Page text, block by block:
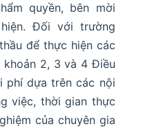
quyền, bên mời
Đối với trường
để thực hiện các
2, 3 và 4 Điều
phí dựa trên các nội
việc, thời gian thực
của chuyên gia